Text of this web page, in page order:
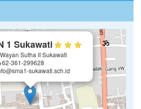
1 Sukawati
Sutha II Sukawati
361-299628
sukawati.sch.id